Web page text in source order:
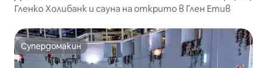
Гленко Холибанк и сауна на открито в Глен Етив
Супердомакин
Супердомакин